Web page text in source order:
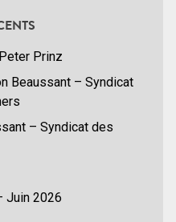
Prinz
Beaussant – Syndicat
– Syndicat des
Juin 2026